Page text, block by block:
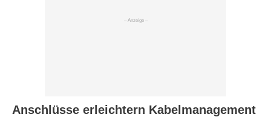
Anschlüsse erleichtern Kabelmanagement